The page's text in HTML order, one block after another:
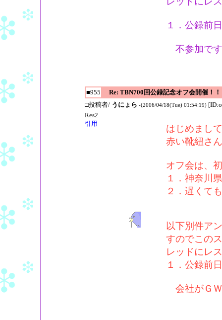
１．公録前
不参加で
■955 Re: TBN700回公録記念オフ会開催！！
□投稿者/ うにょら -(2006/04/18(Tue) 01:54:19)
Res2
引用
はじめまし
赤い靴紐さ
オフ会は、
１．神奈川
２．遅くて
以下別件ア
すのでこのス
レッドにレ
１．公録前
会社がＧＷ